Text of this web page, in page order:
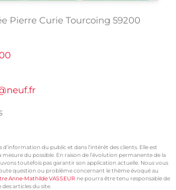
Pierre Curie Tourcoing 59200
d’information du public et dans l’intérêt des clients. Elle est
du possible. En raison de l’évolution permanente de la
toutefois pas garantir son application actuelle. Nous vous
question ou problème concernant le thème évoqué au
Anne-Mathilde VASSEUR ne pourra être tenu responsable de
des articles du site.